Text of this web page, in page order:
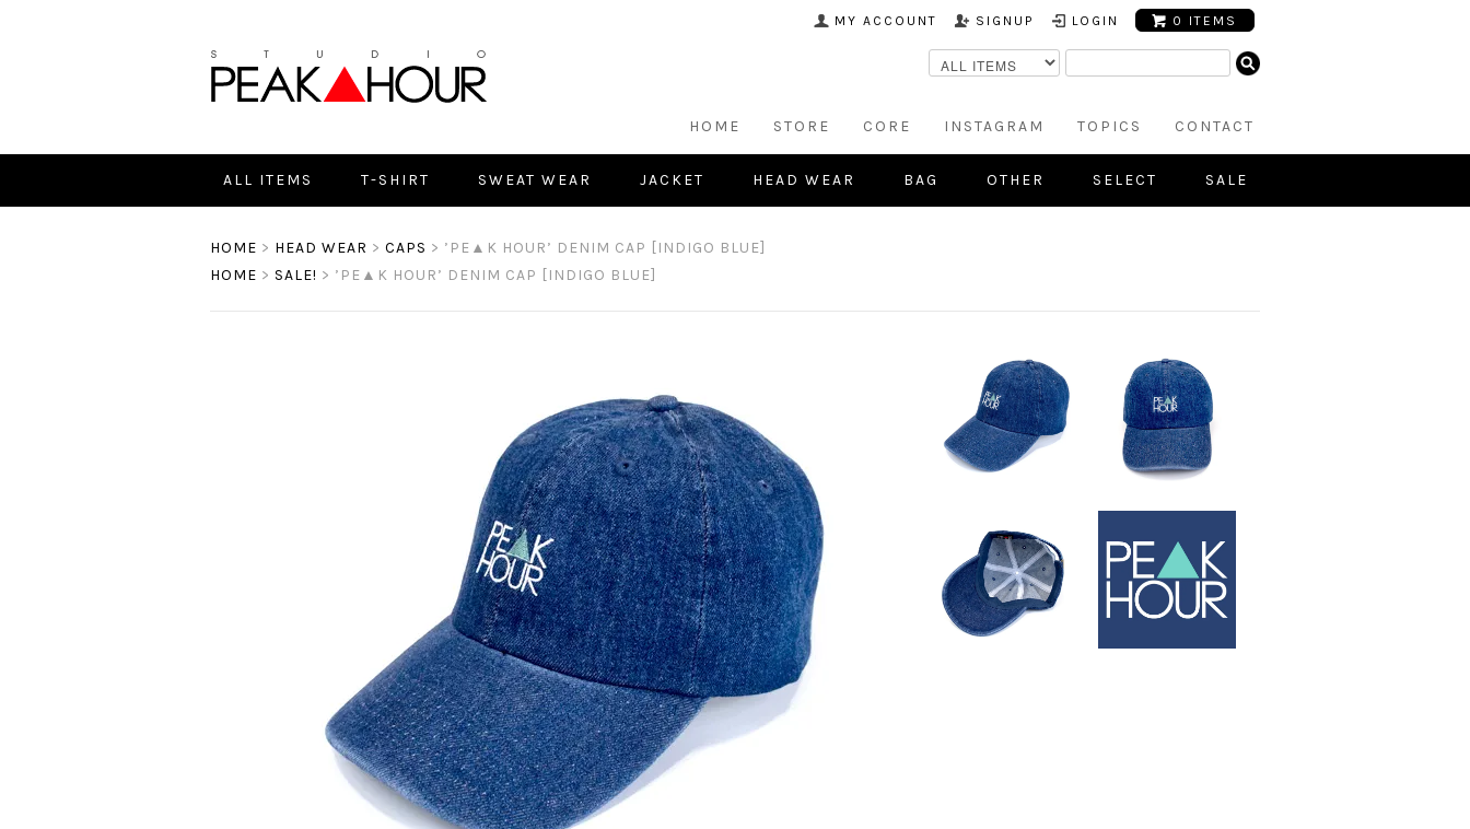
MY ACCOUNT SIGNUP LOGIN 0 ITEMS
HOME STORE CORE INSTAGRAM TOPICS CONTACT
ALL ITEMS T-SHIRT SWEAT WEAR JACKET HEAD WEAR BAG OTHER SELECT SALE
HOME > HEAD WEAR > CAPS > ’PE▲K HOUR’ DENIM CAP [INDIGO BLUE]
HOME > SALE! > ’PE▲K HOUR’ DENIM CAP [INDIGO BLUE]